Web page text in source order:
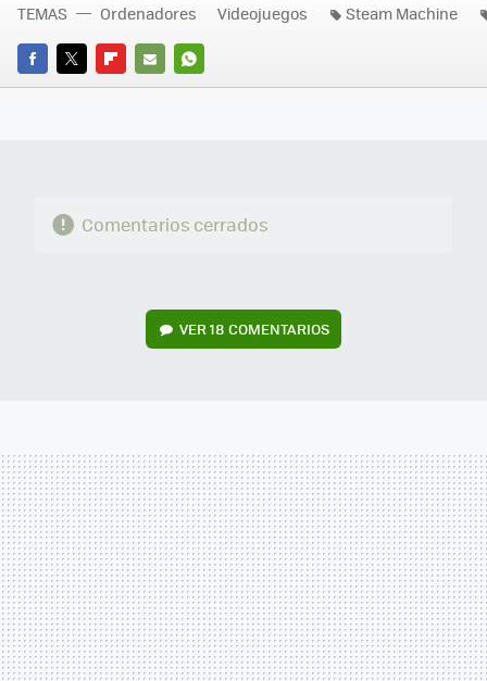
FACEBOOK
TWITTERFLIPBOARD
E-
WHATSAPP
TEMAS Ordenadores Videojuegos Steam Machine
Comentarios cerrados
VER18 COMENTARIOS